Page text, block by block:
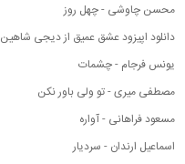
محسن چاوشی - چهل روز
دانلود اپیزود عشق عمیق از دیجی شاهین
یونس فرجام - چشمات
مصطفی میری - تو ولی باور نکن
مسعود فراهانی - آواره
اسماعیل ارندان - سردیار